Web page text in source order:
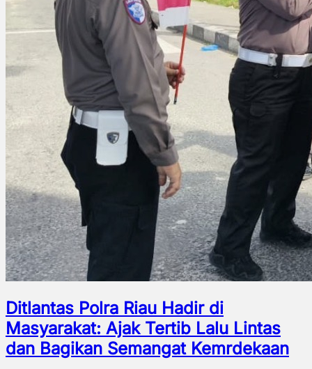
Ditlantas Polra Riau Hadir di
Masyarakat: Ajak Tertib Lalu Lintas
dan Bagikan Semangat Kemrdekaan